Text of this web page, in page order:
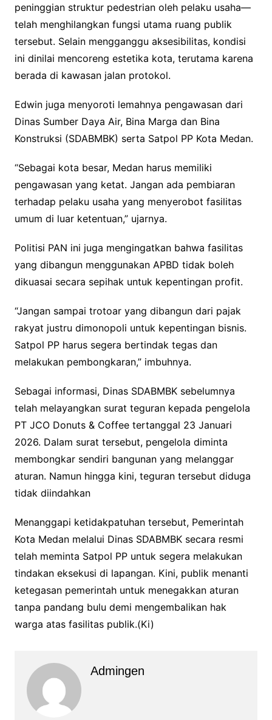
peninggian struktur pedestrian oleh pelaku usaha—
telah menghilangkan fungsi utama ruang publik
tersebut. Selain mengganggu aksesibilitas, kondisi
ini dinilai mencoreng estetika kota, terutama karena
berada di kawasan jalan protokol.
Edwin juga menyoroti lemahnya pengawasan dari
Dinas Sumber Daya Air, Bina Marga dan Bina
Konstruksi (SDABMBK) serta Satpol PP Kota Medan.
“Sebagai kota besar, Medan harus memiliki
pengawasan yang ketat. Jangan ada pembiaran
terhadap pelaku usaha yang menyerobot fasilitas
umum di luar ketentuan,” ujarnya.
Politisi PAN ini juga mengingatkan bahwa fasilitas
yang dibangun menggunakan APBD tidak boleh
dikuasai secara sepihak untuk kepentingan profit.
“Jangan sampai trotoar yang dibangun dari pajak
rakyat justru dimonopoli untuk kepentingan bisnis.
Satpol PP harus segera bertindak tegas dan
melakukan pembongkaran,” imbuhnya.
Sebagai informasi, Dinas SDABMBK sebelumnya
telah melayangkan surat teguran kepada pengelola
PT JCO Donuts & Coffee tertanggal 23 Januari
2026. Dalam surat tersebut, pengelola diminta
membongkar sendiri bangunan yang melanggar
aturan. Namun hingga kini, teguran tersebut diduga
tidak diindahkan
Menanggapi ketidakpatuhan tersebut, Pemerintah
Kota Medan melalui Dinas SDABMBK secara resmi
telah meminta Satpol PP untuk segera melakukan
tindakan eksekusi di lapangan. Kini, publik menanti
ketegasan pemerintah untuk menegakkan aturan
tanpa pandang bulu demi mengembalikan hak
warga atas fasilitas publik.(Ki)
Admingen